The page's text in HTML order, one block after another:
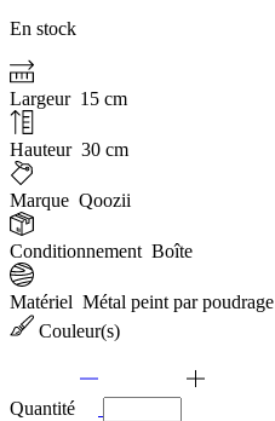
En stock
Largeur 15 cm
Hauteur 30 cm
Marque Qoozii
Conditionnement Boîte
Matériel Métal peint par poudrage
Couleur(s)
Quantité